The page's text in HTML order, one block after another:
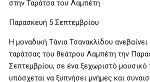
στην Ταράτσα του Λαμπέτη
Παρασκευή 5 Σεπτεμβρίου
Η μοναδική Τάνια Τσανακλίδου
ταράτσας του θεάτρου Λαμπέτη την
Σεπτεμβρίου, σε ένα ξεχωριστό
υπόσχεται να ξυπνήσει μνήμες και